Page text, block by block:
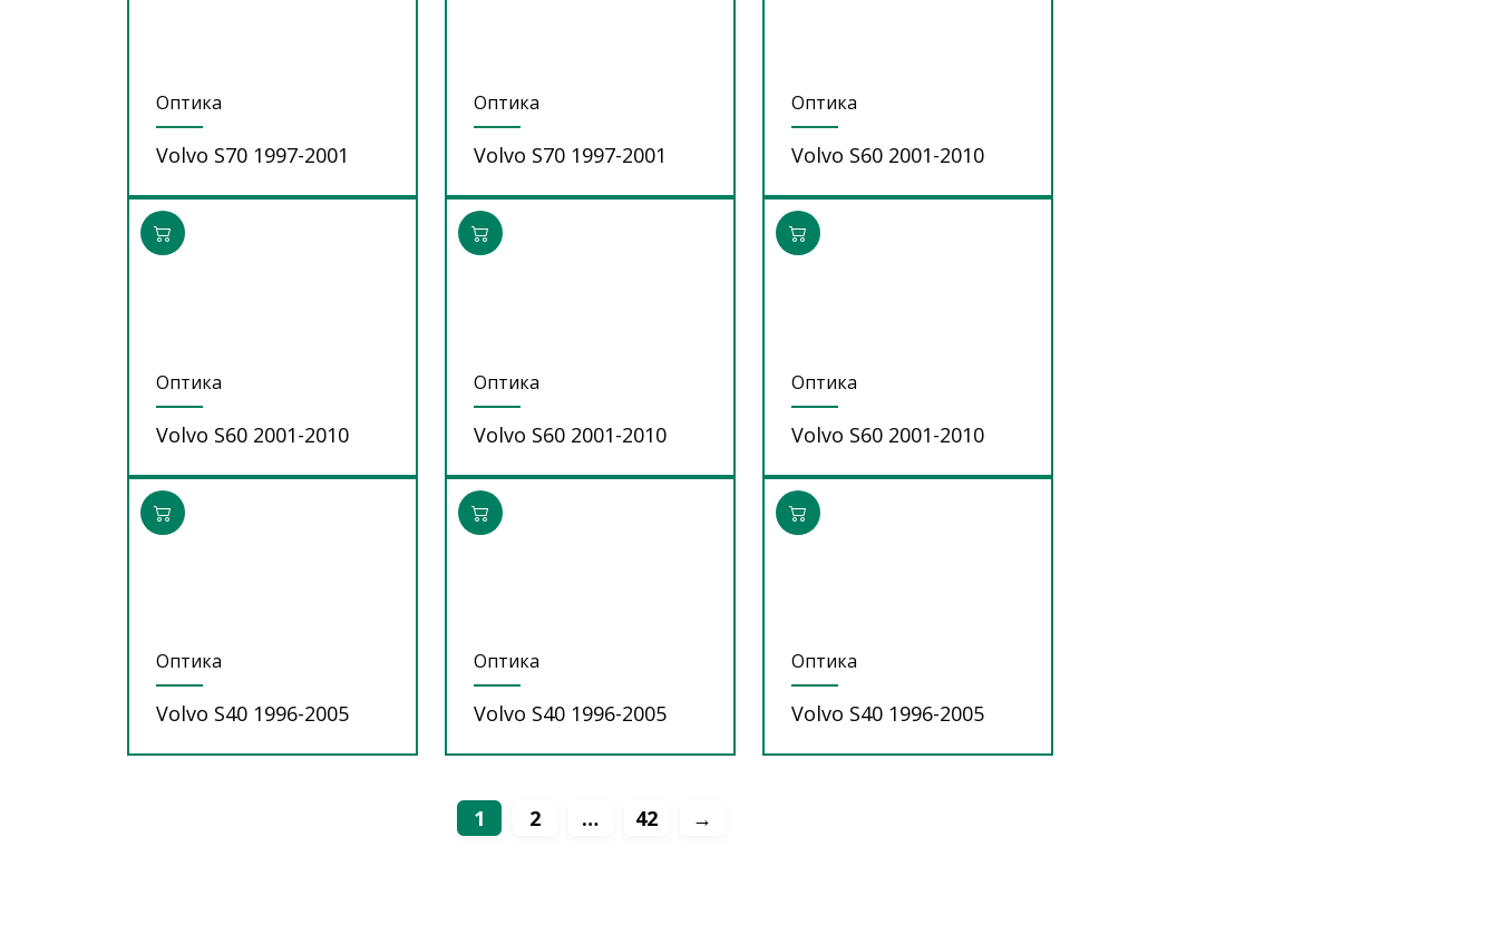
Оптика
Volvo S70 1997-2001
Оптика
Volvo S70 1997-2001
Оптика
Volvo S60 2001-2010
Оптика
Volvo S60 2001-2010
Оптика
Volvo S60 2001-2010
Оптика
Volvo S60 2001-2010
Оптика
Volvo S40 1996-2005
Оптика
Volvo S40 1996-2005
Оптика
Volvo S40 1996-2005
1 2 … 42 →